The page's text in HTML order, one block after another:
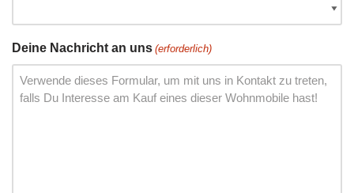
Deine Nachricht an uns (erforderlich)